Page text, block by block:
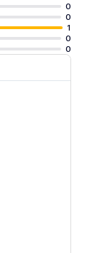
0
0
1
0
0